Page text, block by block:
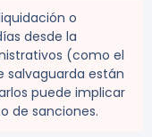
o
desde la
(como el
salvaguarda están
puede implicar
de sanciones.